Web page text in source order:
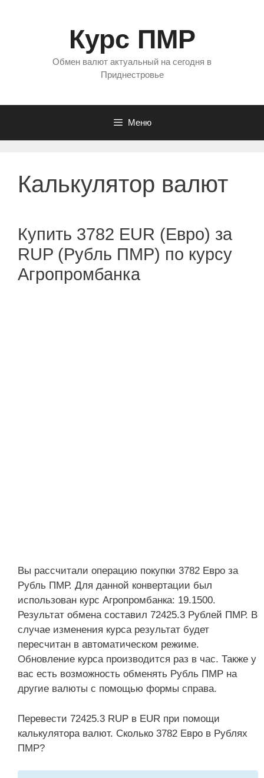
Курс ПМР
Обмен валют актуальный на сегодня в
Приднестровье
Меню
Калькулятор валют
Купить 3782 EUR (Евро) за
RUP (Рубль ПМР) по курсу
Агропромбанка
Вы рассчитали операцию покупки 3782 Евро за
Рубль ПМР. Для данной конвертации был
использован курс Агропромбанка: 19.1500.
Результат обмена составил 72425.3 Рублей ПМР. В
случае изменения курса результат будет
пересчитан в автоматическом режиме.
Обновление курса производится раз в час. Также у
вас есть возможность обменять Рубль ПМР на
другие валюты с помощью формы справа.
Перевести 72425.3 RUP в EUR при помощи
калькулятора валют. Сколько 3782 Евро в Рублях
ПМР?